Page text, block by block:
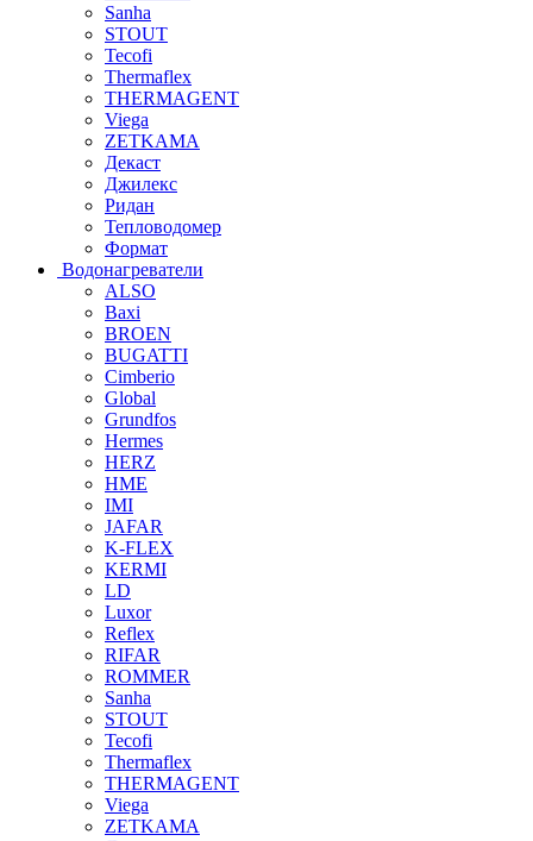
Sanha
STOUT
Tecofi
Thermaflex
THERMAGENT
Viega
ZETKAMA
Декаст
Джилекс
Ридан
Тепловодомер
Формат
Водонагреватели
ALSO
Baxi
BROEN
BUGATTI
Cimberio
Global
Grundfos
Hermes
HERZ
HME
IMI
JAFAR
K-FLEX
KERMI
LD
Luxor
Reflex
RIFAR
ROMMER
Sanha
STOUT
Tecofi
Thermaflex
THERMAGENT
Viega
ZETKAMA